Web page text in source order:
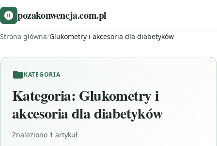
pozakonwencja.com.pl
Strona główna/Glukometry i akcesoria dla diabetyków
KATEGORIA
Kategoria: Glukometry i
akcesoria dla diabetyków
Znaleziono 1 artykuł